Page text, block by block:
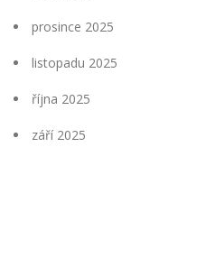
prosince 2025
listopadu 2025
října 2025
září 2025